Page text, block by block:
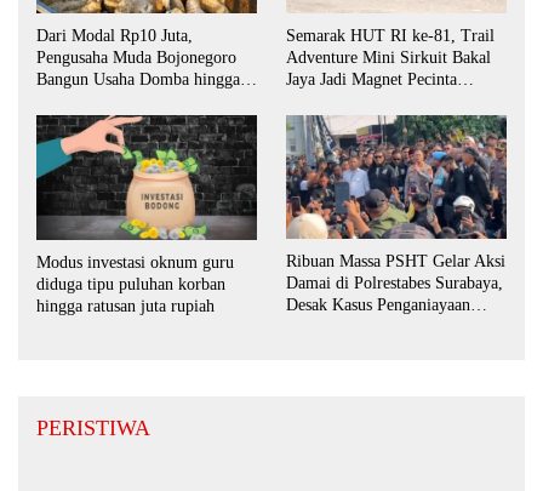
Dari Modal Rp10 Juta,
Pengusaha Muda Bojonegoro
Bangun Usaha Domba hingga
Semarak HUT RI ke-81, Trail
Adventure Mini Sirkuit Bakal
Jaya Jadi Magnet Pecinta
Modus investasi oknum guru
diduga tipu puluhan korban
hingga ratusan juta rupiah
Ribuan Massa PSHT Gelar Aksi
Damai di Polrestabes Surabaya,
Desak Kasus Penganiayaan
PERISTIWA